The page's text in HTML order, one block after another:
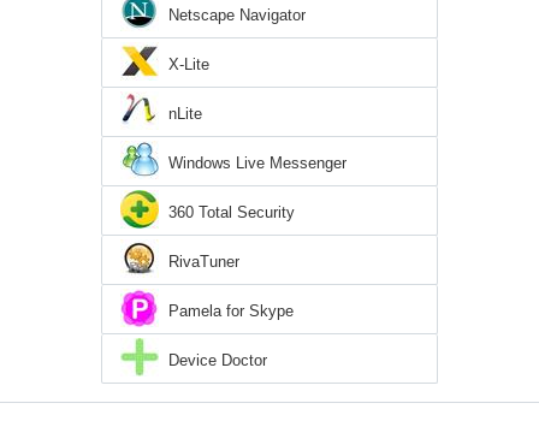
Netscape Navigator
X-Lite
nLite
Windows Live Messenger
360 Total Security
RivaTuner
Pamela for Skype
Device Doctor